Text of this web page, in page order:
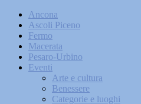
Ancona
Ascoli Piceno
Fermo
Macerata
Pesaro-Urbino
Eventi
Arte e cultura
Benessere
Categorie e luoghi